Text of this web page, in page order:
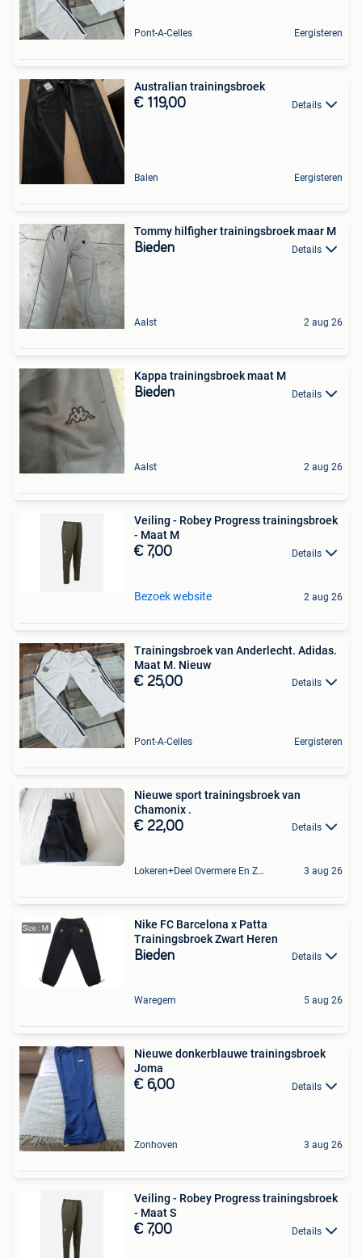
Pont-A-Celles Eergisteren
Australian trainingsbroek
€ 119,00 Details
Balen Eergisteren
Tommy hilfigher trainingsbroek maar M
Bieden Details
Aalst 2 aug 26
Kappa trainingsbroek maat M
Bieden Details
Aalst 2 aug 26
Veiling - Robey Progress trainingsbroek
- Maat M
€ 7,00 Details
Bezoek website 2 aug 26
Trainingsbroek van Anderlecht. Adidas.
Maat M. Nieuw
€ 25,00 Details
Pont-A-Celles Eergisteren
Nieuwe sport trainingsbroek van
Chamonix .
€ 22,00 Details
Lokeren+Deel Overmere En Zele 3 aug 26
Nike FC Barcelona x Patta
Trainingsbroek Zwart Heren
Bieden Details
Waregem 5 aug 26
Nieuwe donkerblauwe trainingsbroek
Joma
€ 6,00 Details
Zonhoven 3 aug 26
Veiling - Robey Progress trainingsbroek
- Maat S
€ 7,00 Details